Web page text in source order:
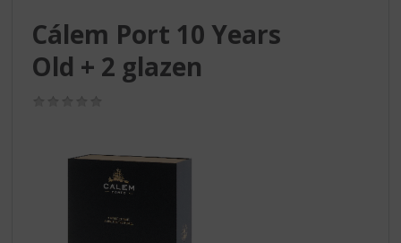
Cálem Port 10 Years
Old + 2 glazen